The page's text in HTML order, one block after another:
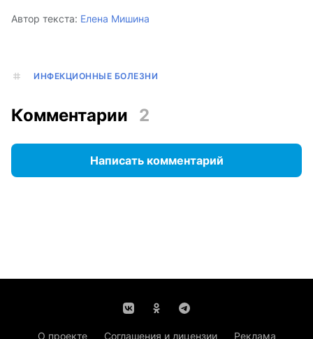
Автор текста: Елена Мишина
ИНФЕКЦИОННЫЕ БОЛЕЗНИ
Комментарии 2
Написать комментарий
О проекте Соглашения и лицензии
Реклама